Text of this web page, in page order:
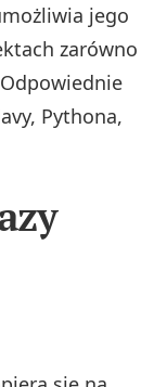
jego
zarówno
Pythona,